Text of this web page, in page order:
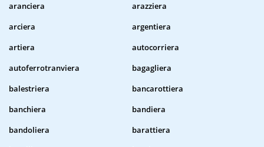
aranciera
arazziera
arciera
argentiera
artiera
autocorriera
autoferrotranviera
bagagliera
balestriera
bancarottiera
banchiera
bandiera
bandoliera
barattiera